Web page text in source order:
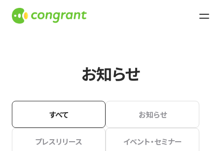
お知らせ
すべて お知らせ
プレスリリース イベント・セミナー